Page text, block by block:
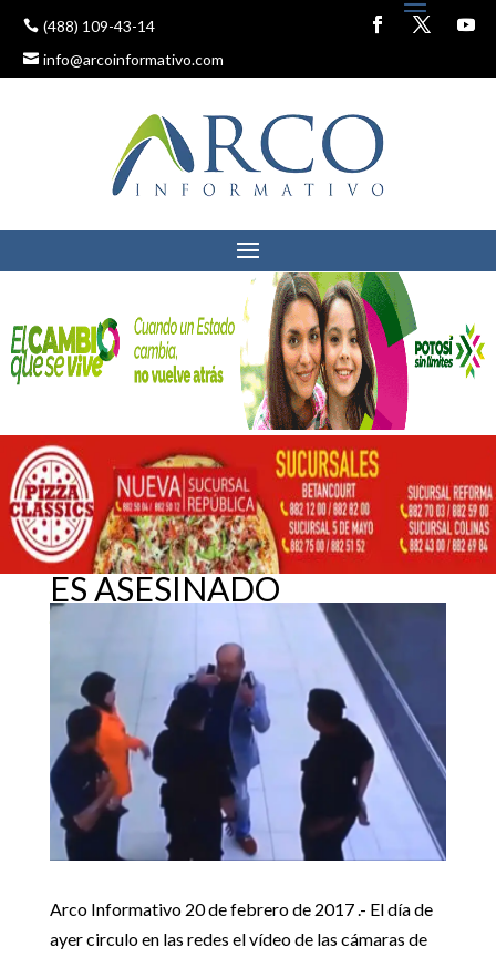
(488) 109-43-14
info@arcoinformativo.com
Video graba momento en que hermano de Kim-Jong es
asesinado
VIDEO GRABA
MOMENTO EN QUE
HERMANO DE KIM-JONG
ES ASESINADO
Noticias internacionales
20 febrero, 2017
Arco Informativo 20 de febrero de 2017 .- El día de
ayer circulo en las redes el vídeo de las cámaras de